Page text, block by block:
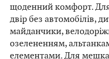
щоденний комфорт. Для
двір без автомобілів,
майданчики,
озелененням,
елементами. Для